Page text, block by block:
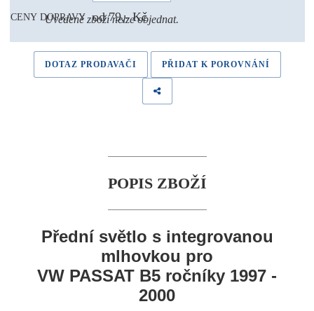
CENY DOPRAVY od 79,- Kč
Uvedené zboží nelze objednat.
DOTAZ PRODAVAČI PŘIDAT K POROVNÁNÍ
POPIS ZBOŽÍ
Přední světlo s integrovanou
mlhovkou pro
VW PASSAT B5 ročníky 1997 -
2000